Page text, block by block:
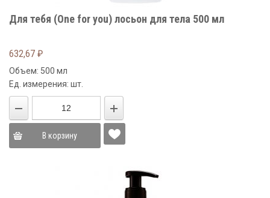
Для тебя (One for you) лосьон для тела 500 мл
632,67 ₽
Объем: 500 мл
Ед. измерения: шт.
В корзину